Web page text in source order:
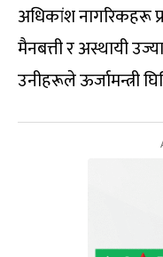
अधिकांश नागरिकहरू
मैनबत्ती र अस्थायी
उनीहरूले ऊर्जामन्त्री